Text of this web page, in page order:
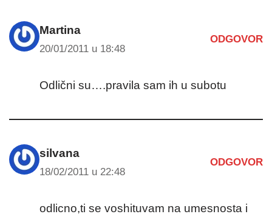
Martina
20/01/2011 u 18:48
ODGOVOR
Odlični su….pravila sam ih u subotu
silvana
18/02/2011 u 22:48
ODGOVOR
odlicno,ti se voshituvam na umesnosta i